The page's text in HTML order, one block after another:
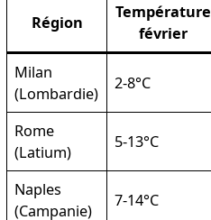
Région
Température
février
Milan
(Lombardie)
2-8°C
Rome
(Latium)
5-13°C
Naples
(Campanie)
7-14°C